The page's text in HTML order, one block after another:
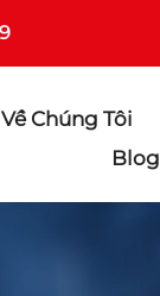
Chúng Tôi
Blog